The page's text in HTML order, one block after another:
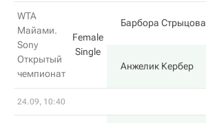
WTA
Майами.
Sony
Открытый
чемпионат
Female
Single
Барбора Стрыцова
Анжелик Кербер
24.09, 10:40